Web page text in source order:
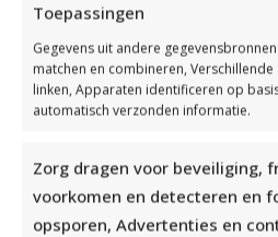
Toepassingen
Gegevens uit andere
matchen en combineren,
linken, Apparaten identificeren op
automatisch verzonden informatie.
Zorg dragen voor beveiliging,
voorkomen en detecteren en
opsporen, Advertenties en